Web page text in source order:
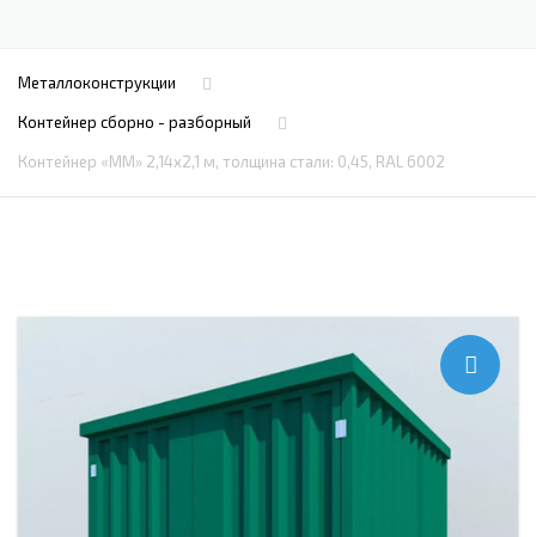
Металлоконструкции
Контейнер сборно - разборный
Контейнер «ММ» 2,14х2,1 м, толщина стали: 0,45, RAL 6002